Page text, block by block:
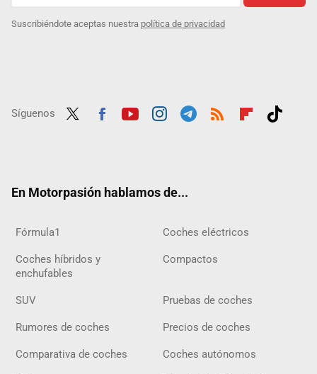
Suscribiéndote aceptas nuestra política de privacidad
Síguenos
En Motorpasión hablamos de...
Fórmula1 Coches eléctricos
Coches híbridos y
enchufables
Compactos
SUV Pruebas de coches
Rumores de coches Precios de coches
Comparativa de coches Coches autónomos